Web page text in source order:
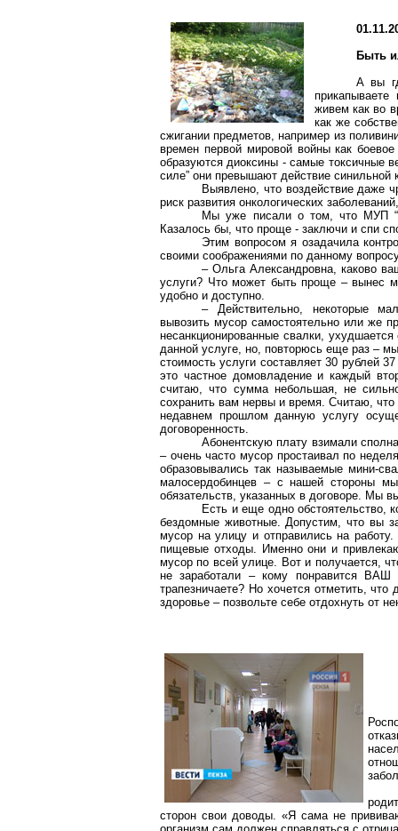
Быть
А вы
живем как во
как же
сжигании предметов, например из
времен первой мировой войны как
образуются диоксины - самые токсичные
силе” они превышают действие синильной
Выявлено, что воздействие даже
риск развития онкологических
Мы уже писали о том, что МУП
Казалось бы, что проще - заключи и спи
Этим вопросом я озадачила
своими соображениями по данному
– Ольга Александровна, каково
услуги? Что может быть проще – вынес
удобно и доступно.
– Действительно, некоторые
вывозить мусор самостоятельно или же
несанкционированные свалки,
данной услуге, но, повторюсь еще раз –
стоимость услуги составляет 30 рублей
это частное домовладение и каждый
считаю, что сумма небольшая, не
сохранить вам нервы и время. Считаю, что
недавнем прошлом данную услугу
договоренность.
Абонентскую плату взимали
– очень часто мусор простаивал по
образовывались так называемые мини-
малосердобинцев – с нашей стороны мы
обязательств, указанных в договоре. Мы
Есть и еще одно обстоятельство,
бездомные животные. Допустим, что вы
мусор на улицу и отправились на
пищевые отходы. Именно они и
мусор по всей улице. Вот и получается,
не заработали – кому понравится
трапезничаете? Но хочется отметить,
здоровье – позвольте себе отдохнуть от
сторон свои доводы. «Я сама не